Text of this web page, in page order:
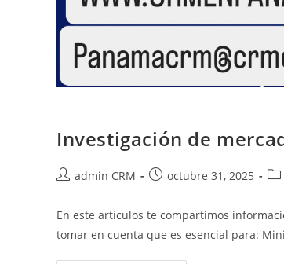
Investigación de
admin CRM octubre 31, 2025
En este artículos te compartimos
tomar en cuenta que es esencial para: